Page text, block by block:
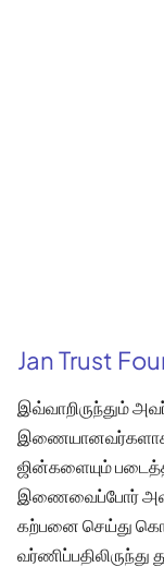
Jan Trust
இவ்வாறிருந்தும்
ஜின்களையும்
இணைவைப்போர்
கற்பனை செய்து